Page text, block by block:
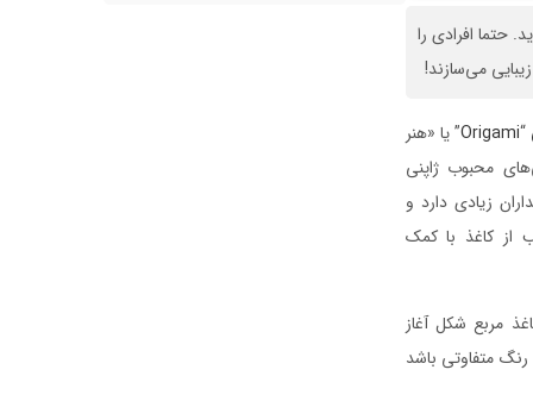
حتما افرادی را
می‌سازند!
“
Origami” یا «هنر
محبوب ژاپنی
زیادی دارد و
از کاغذ با کمک
مربع شکل آغاز
متفاوتی باشد